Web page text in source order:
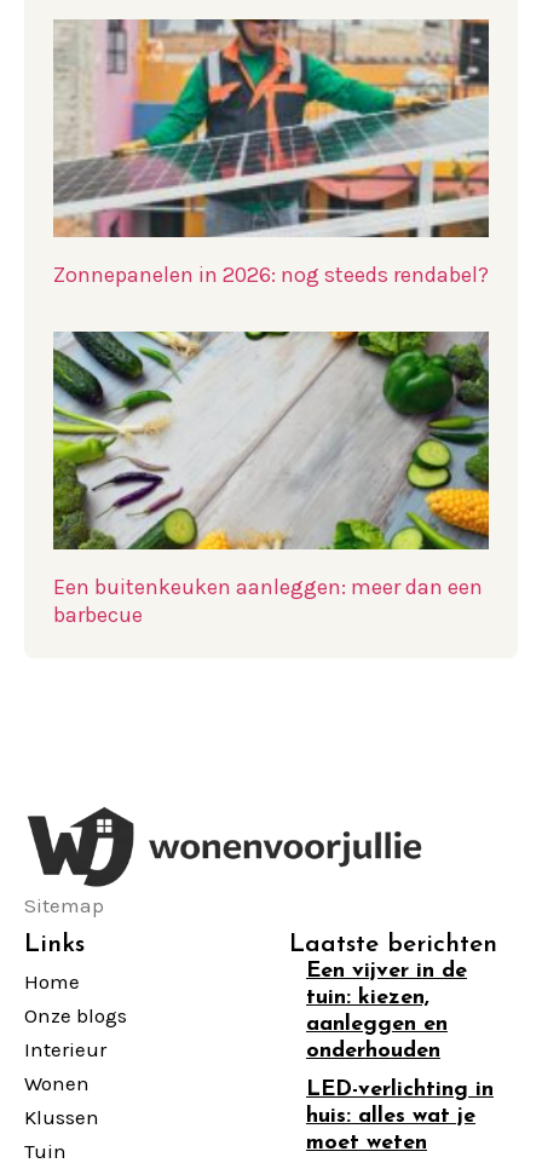
Zonnepanelen in 2026: nog steeds rendabel?
Een buitenkeuken aanleggen: meer dan een
barbecue
Sitemap
Links
Home
Onze blogs
Interieur
Wonen
Klussen
Tuin
Laatste berichten
Een vijver in de
tuin: kiezen,
aanleggen en
onderhouden
LED-verlichting in
huis: alles wat je
moet weten